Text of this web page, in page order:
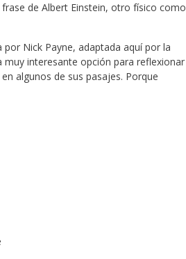
de Albert Einstein, otro físico como
Nick Payne, adaptada aquí por la
muy interesante opción para reflexionar
algunos de sus pasajes. Porque